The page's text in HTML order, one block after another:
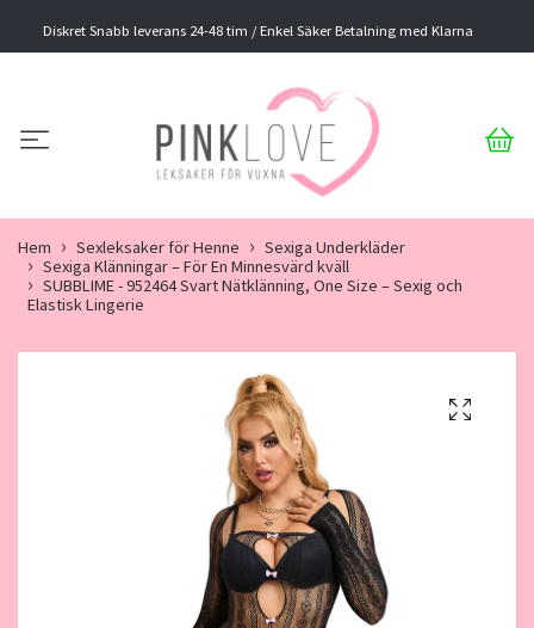
Diskret Snabb leverans 24-48 tim / Enkel Säker Betalning med Klarna
Hem Sexleksaker för Henne
Sexiga Underkläder
Sexiga Klänningar – För En Minnesvärd kväll
SUBBLIME - 952464 Svart Nätklänning, One Size – Sexig och
Elastisk Lingerie